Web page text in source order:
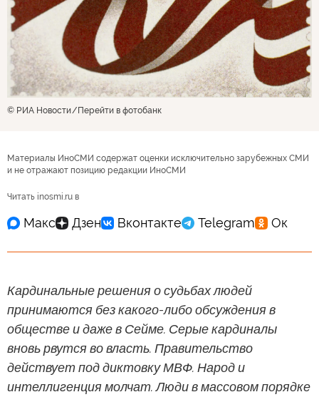
© РИА Новости Перейти в фотобанк
Материалы ИноСМИ содержат оценки исключительно зарубежных СМИ
и не отражают позицию редакции ИноСМИ
Читать inosmi.ru в
Кардинальные решения о судьбах людей
принимаются без какого-либо обсуждения в
обществе и даже в Сейме. Серые кардиналы
вновь рвутся во власть. Правительство
действует под диктовку МВФ. Народ и
интеллигенция молчат. Люди в массовом порядке